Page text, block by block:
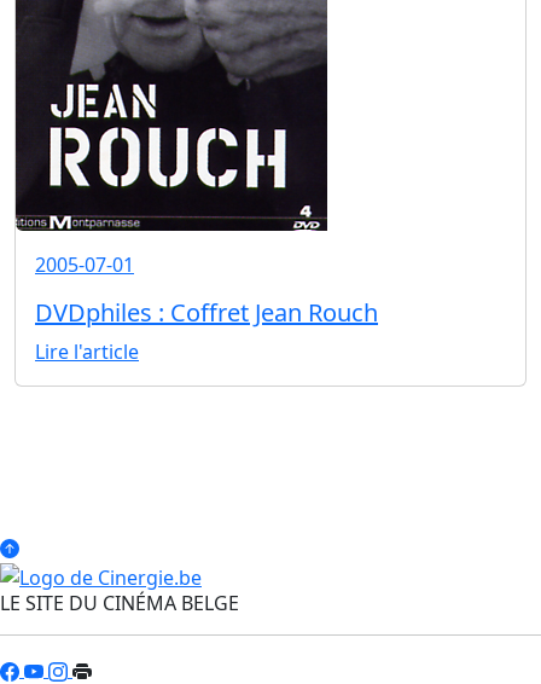
2005-07-01
DVDphiles : Coffret Jean Rouch
Lire l'article
LE SITE DU CINÉMA BELGE